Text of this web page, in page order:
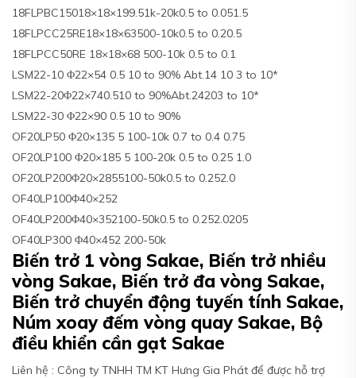
18FLPBC15018×18×199.51k-20k0.5 to 0.051.5
18FLPCC25RE18×18×63500-10k0.5 to 0.20.5
18FLPCC50RE 18×18×68 500-10k 0.5 to 0.1
LSM22-10 Φ22×54 0.5 10 to 90% Abt.14 10 3 to 10*
LSM22-20Φ22×740.510 to 90%Abt.24203 to 10*
LSM22-30 Φ22×90 0.5 10 to 90%
OF20LP50 Φ20×135 5 100-10k 0.7 to 0.4 0.75
OF20LP100 Φ20×185 5 100-20k 0.5 to 0.25 1.0
OF20LP200Φ20×2855100-50k0.5 to 0.252.0
OF40LP100Φ40×252
OF40LP200Φ40×352100-50k0.5 to 0.252.0205
OF40LP300 Φ40×452 200-50k
Biến trở 1 vòng Sakae, Biến trở nhiều
vòng Sakae, Biến trở đa vòng Sakae,
Biến trở chuyển động tuyến tính Sakae,
Núm xoay đếm vòng quay Sakae, Bộ
điều khiển cần gạt Sakae
Liên hệ : Công ty TNHH TM KT Hưng Gia Phát để được hỗ trợ